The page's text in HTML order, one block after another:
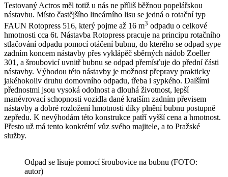
Testovaný Actros měl totiž u nás ne příliš běžnou popelářskou
nástavbu. Místo častějšího lineárního lisu se jedná o rotační typ
FAUN Rotopress 516, který pojme až 16 m3 odpadu o celkové
hmotnosti cca 6t. Nástavba Rotopress pracuje na principu rotačního
stlačování odpadu pomocí otáčení bubnu, do kterého se odpad sype
zadním koncem nástavby přes vyklápěč sběrných nádob Zoeller
301, a šroubovicí uvnitř bubnu se odpad přemísťuje do přední části
nástavby. Výhodou této nástavby je možnost přepravy prakticky
jakéhokoliv druhu domovního odpadu, třeba i sypkého. Dalšími
přednostmi jsou vysoká odolnost a dlouhá životnost, lepší
manévrovací schopnosti vozidla dané kratším zadním převisem
nástavby a dobré rozložení hmotnosti díky plnění bubnu postupně
zepředu. K nevýhodám této konstrukce patří vyšší cena a hmotnost.
Přesto už má tento konkrétní vůz svého majitele, a to Pražské
služby.
Odpad se lisuje pomocí šroubovice na bubnu (FOTO:
autor)